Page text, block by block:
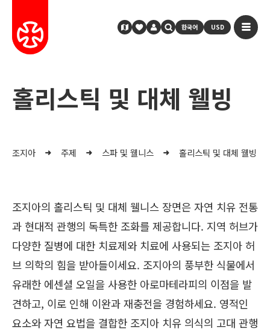
한국어 USD
홀리스틱 및 대체 웰빙
조지아 주제 스파 및 웰니스 홀리스틱 및 대체 웰빙
조지아의 홀리스틱 및 대체 웰니스 장면은 자연 치유 전통
과 현대적 관행의 독특한 조화를 제공합니다. 지역 허브가
다양한 질병에 대한 치료제와 치료에 사용되는 조지아 허
브 의학의 힘을 받아들이세요. 조지아의 풍부한 식물에서
유래한 에센셜 오일을 사용한 아로마테라피의 이점을 발
견하고, 이로 인해 이완과 재충전을 경험하세요. 영적인
요소와 자연 요법을 결합한 조지아 치유 의식의 고대 관행